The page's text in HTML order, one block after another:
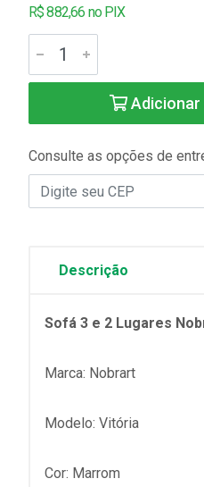
R$ 882,66 no PIX
Adicionar
Consulte as opções de
Descrição
Sofá 3 e 2 Lugares
Marca: Nobrart
Modelo: Vitória
Cor: Marrom